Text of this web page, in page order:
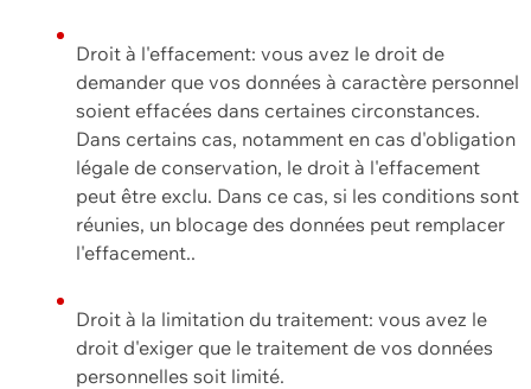
Droit à l'effacement: vous avez le droit de
demander que vos données à caractère personnel
soient effacées dans certaines circonstances.
Dans certains cas, notamment en cas d'obligation
légale de conservation, le droit à l'effacement
peut être exclu. Dans ce cas, si les conditions sont
réunies, un blocage des données peut remplacer
l'effacement..
Droit à la limitation du traitement: vous avez le
droit d'exiger que le traitement de vos données
personnelles soit limité.